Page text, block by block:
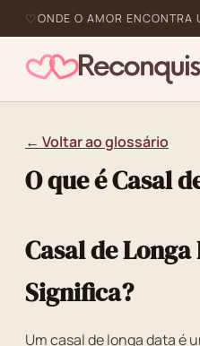
ONDE O AMOR ENCONTRA
← Voltar ao glossário
O que é Casal
Casal de Longa
Significa?
Um casal de longa data é